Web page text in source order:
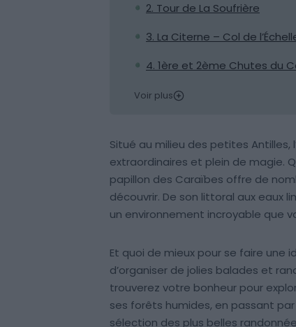
2. Tour de La Soufrière
3. La Citerne – Col de
4. 1ère et 2ème Chutes du
Voir plus
Situé au milieu des petites Antilles,
extraordinaires et plein de magie.
papillon des Caraïbes offre de
découvrir. De son littoral aux eaux
un environnement incroyable que
Et quoi de mieux pour se faire
d’organiser de jolies balades et
trouverez votre bonheur pour
ses forêts humides, en passant
sélection des plus belles